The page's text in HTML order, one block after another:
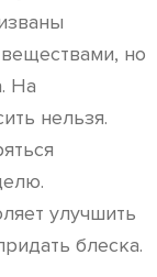
но
На
нельзя.
улучшить
блеска.